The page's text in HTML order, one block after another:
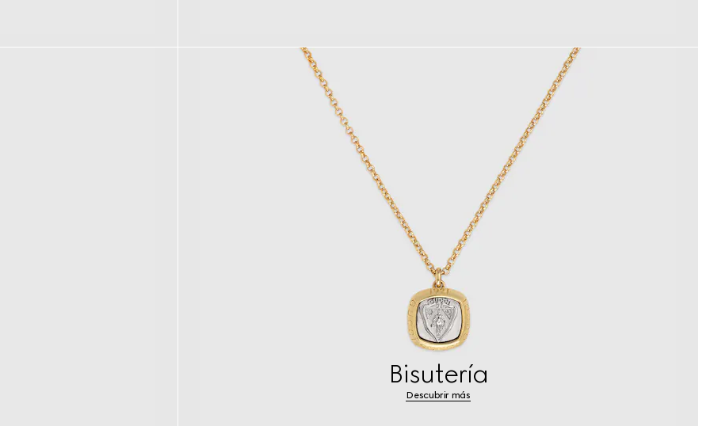
Bisutería
Descubrir más